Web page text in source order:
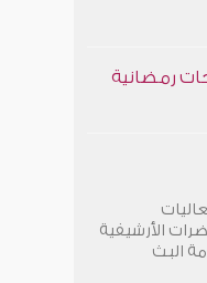
رمضانية
الأرشيفية
البث